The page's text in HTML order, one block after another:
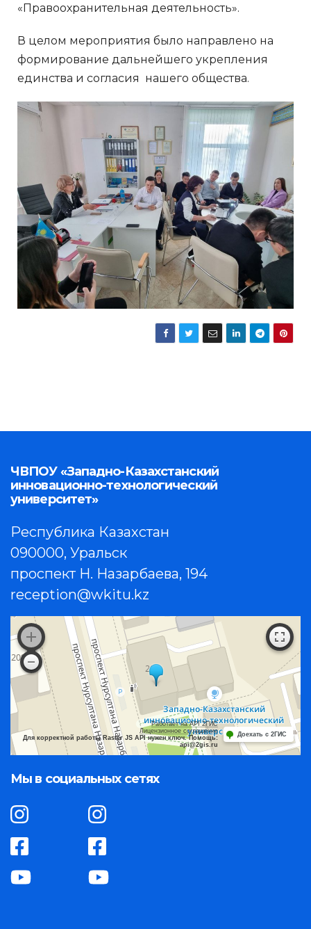
«Правоохранительная деятельность».
В целом мероприятия было направлено на
формирование дальнейшего укрепления
единства и согласия нашего общества.
ЧВПОУ «Западно-Казахстанский
инновационно-технологический
университет»
Республика Казахстан
090000, Уральск
проспект Н. Назарбаева, 194
reception@wkitu.kz
Работает на API 2ГИС
Лицензионное соглашение
Для корректной работы Raster JS API нужен ключ. Помощь:
api@2gis.ru
Доехать с 2ГИС
Мы в социальных сетях